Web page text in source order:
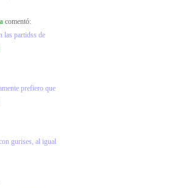
comentó:
las partidss de
prefiero que
gurises, al igual